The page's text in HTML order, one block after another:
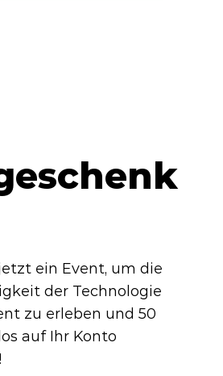
ein Event, um die
der Technologie
zu erleben und 50
auf Ihr Konto